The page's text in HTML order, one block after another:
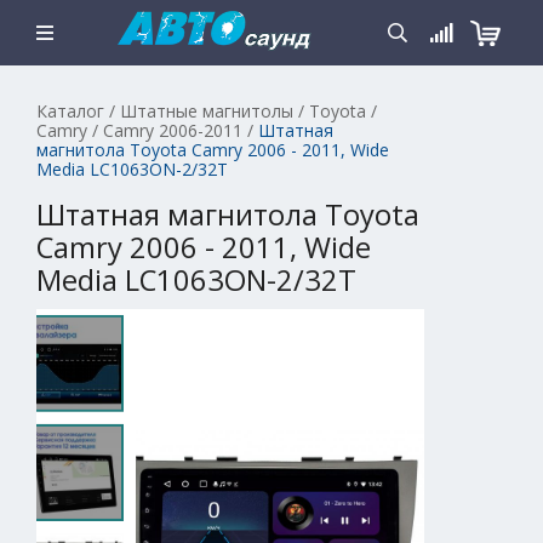
Каталог / Штатные магнитолы / Toyota /
Camry / Camry 2006-2011 / Штатная
магнитола Toyota Camry 2006 - 2011, Wide
Media LC1063ON-2/32T
Штатная магнитола Toyota
Camry 2006 - 2011, Wide
Media LC1063ON-2/32T